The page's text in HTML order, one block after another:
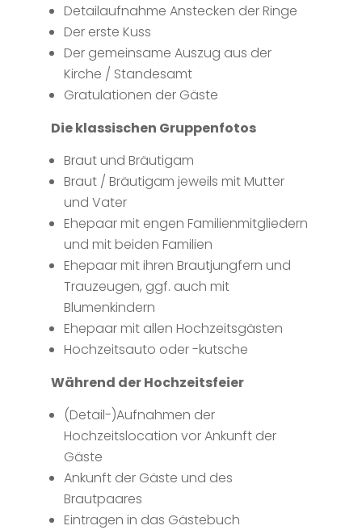
Detailaufnahme Anstecken der Ringe
Der erste Kuss
Der gemeinsame Auszug aus der
Kirche / Standesamt
Gratulationen der Gäste
Die klassischen Gruppenfotos
Braut und Bräutigam
Braut / Bräutigam jeweils mit Mutter
und Vater
Ehepaar mit engen Familienmitgliedern
und mit beiden Familien
Ehepaar mit ihren Brautjungfern und
Trauzeugen, ggf. auch mit
Blumenkindern
Ehepaar mit allen Hochzeitsgästen
Hochzeitsauto oder -kutsche
Während der Hochzeitsfeier
(Detail-)Aufnahmen der
Hochzeitslocation vor Ankunft der
Gäste
Ankunft der Gäste und des
Brautpaares
Eintragen in das Gästebuch